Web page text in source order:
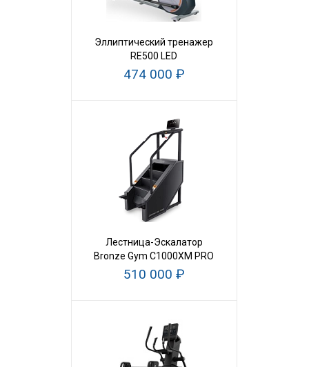
Эллиптический тренажер
RE500 LED
474 000 ₽
Лестница-Эскалатор
Bronze Gym C1000XM PRO
510 000 ₽